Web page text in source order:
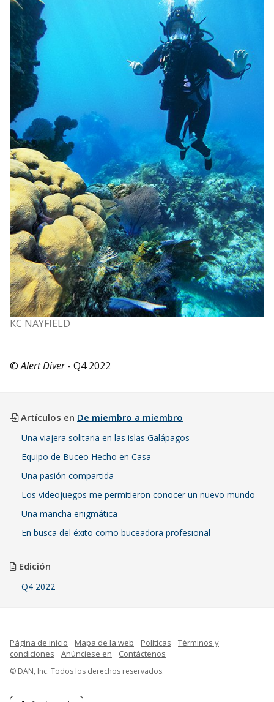
KC NAYFIELD
©Alert Diver- Q4 2022
Artículos en De miembro a miembro
Una viajera solitaria en las islas Galápagos
Equipo de Buceo Hecho en Casa
Una pasión compartida
Los videojuegos me permitieron conocer un nuevo mundo
Una mancha enigmática
En busca del éxito como buceadora profesional
Edición
Q4 2022
Página de inicio Mapa de la web Políticas
Términos y
condiciones
Anúnciese en Contáctenos
© DAN, Inc. Todos los derechos reservados.